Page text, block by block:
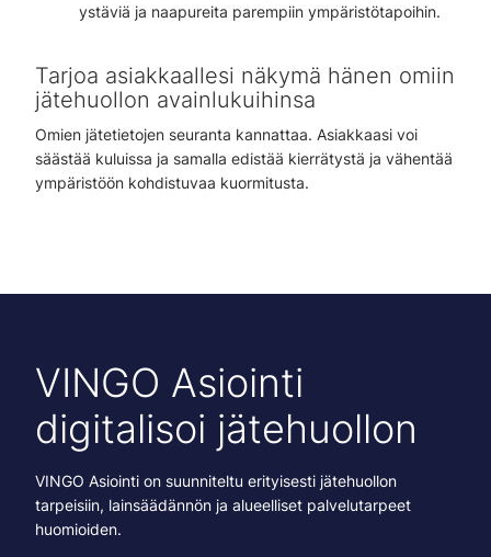
ystäviä ja naapureita parempiin ympäristötapoihin.
Tarjoa asiakkaallesi näkymä hänen omiin
jätehuollon avainlukuihinsa
Omien jätetietojen seuranta kannattaa. Asiakkaasi voi
säästää kuluissa ja samalla edistää kierrätystä ja vähentää
ympäristöön kohdistuvaa kuormitusta.
VINGO Asiointi
digitalisoi jätehuollon
VINGO Asiointi on suunniteltu erityisesti jätehuollon
tarpeisiin, lainsäädännön ja alueelliset palvelutarpeet
huomioiden.